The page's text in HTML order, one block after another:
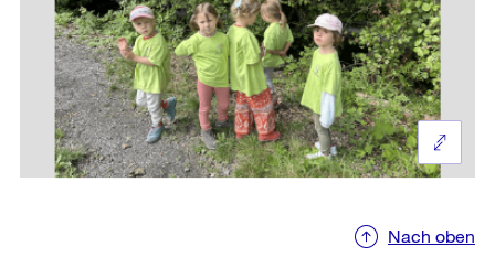
Nach oben